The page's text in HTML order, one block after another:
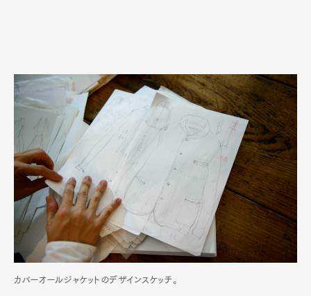
カバーオールジャケットのデザインスケッチ。